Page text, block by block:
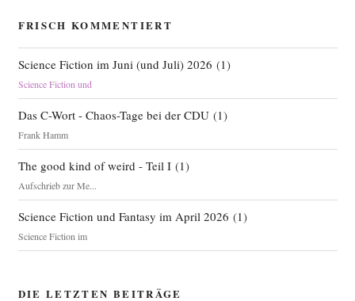
FRISCH KOMMENTIERT
Science Fiction im Juni (und Juli) 2026 (1)
Science Fiction und
Das C-Wort - Chaos-Tage bei der CDU(1)
Frank Hamm
The good kind of weird - Teil I(1)
Aufschrieb zur Me...
Science Fiction und Fantasy im April 2026 (1)
Science Fiction im
DIE LETZTEN BEITRÄGE